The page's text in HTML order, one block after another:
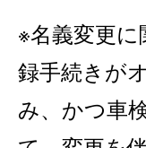
※名義変更
録手続きが
み、かつ車